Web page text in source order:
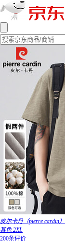
皮尔卡丹（pierre cardin
其色 2XL
200条评价